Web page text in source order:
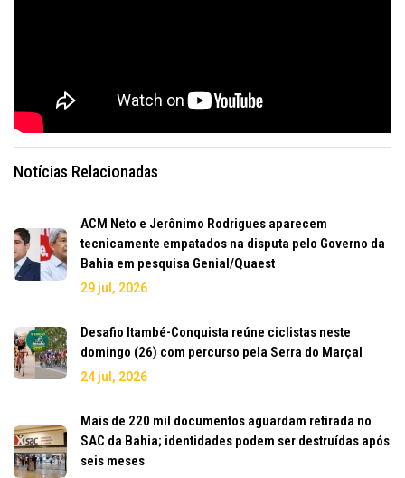
Notícias Relacionadas
ACM Neto e Jerônimo Rodrigues aparecem
tecnicamente empatados na disputa pelo Governo da
Bahia em pesquisa Genial/Quaest
29 jul, 2026
Desafio Itambé-Conquista reúne ciclistas neste
domingo (26) com percurso pela Serra do Marçal
24 jul, 2026
Mais de 220 mil documentos aguardam retirada no
SAC da Bahia; identidades podem ser destruídas após
seis meses